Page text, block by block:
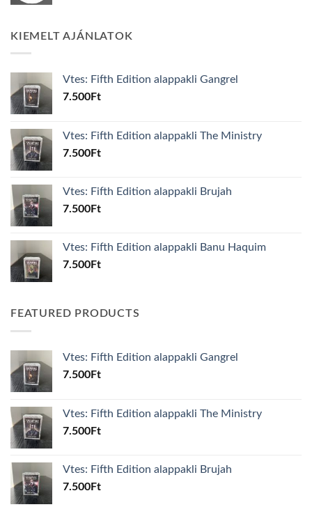
KIEMELT AJÁNLATOK
Vtes: Fifth Edition alappakli Gangrel
7.500Ft
Vtes: Fifth Edition alappakli The Ministry
7.500Ft
Vtes: Fifth Edition alappakli Brujah
7.500Ft
Vtes: Fifth Edition alappakli Banu Haquim
7.500Ft
FEATURED PRODUCTS
Vtes: Fifth Edition alappakli Gangrel
7.500Ft
Vtes: Fifth Edition alappakli The Ministry
7.500Ft
Vtes: Fifth Edition alappakli Brujah
7.500Ft